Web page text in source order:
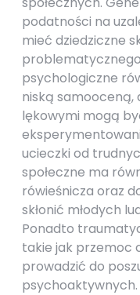
podatności na
mieć dziedziczne
psychologiczne
niską samooceną,
lękowymi mogą
ucieczki od
społeczne ma
rówieśnicza oraz
skłonić młodych
Ponadto
takie jak przemoc
prowadzić do
psychoaktywnych.